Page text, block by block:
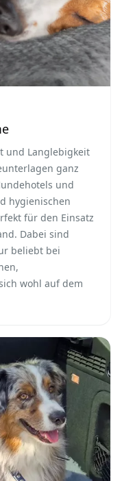
und Langlebigkeit
ganz
und
hygienischen
für den Einsatz
Dabei sind
beliebt bei
wohl auf dem